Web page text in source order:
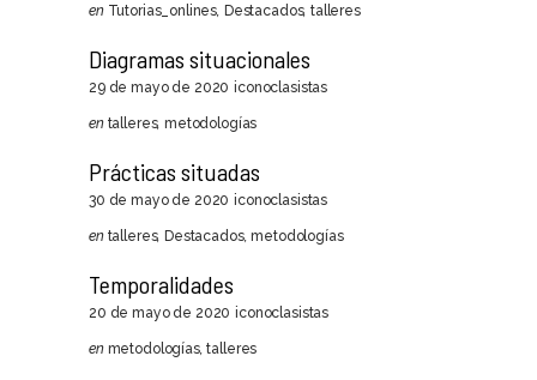
en Tutorias_onlines, Destacados,talleres
Diagramas situacionales
29 de mayo de 2020 iconoclasistas
en talleres,metodologías
Prácticas situadas
30 de mayo de 2020 iconoclasistas
en talleres, Destacados,metodologías
Temporalidades
20 de mayo de 2020 iconoclasistas
en metodologías,talleres